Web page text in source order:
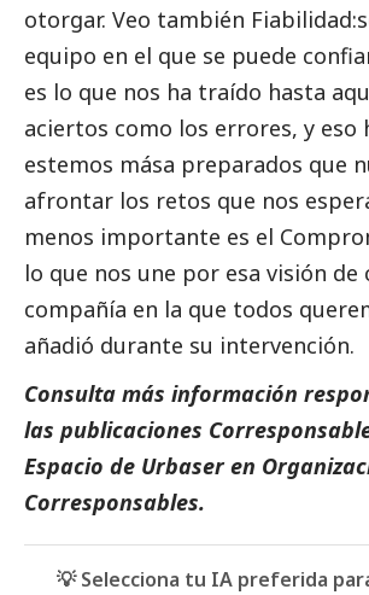
otorgar. Veo también
equipo en el que se puede
es lo que nos ha traído hasta
aciertos como los errores, y eso
estemos mása preparados que
afrontar los retos que nos
menos importante es el
lo que nos une por esa visión
compañía en la que todos
añadió durante su intervención.
Consulta más información
las publicaciones
Espacio de Urbaseren
Corresponsables.
💡 Selecciona tu IA preferida